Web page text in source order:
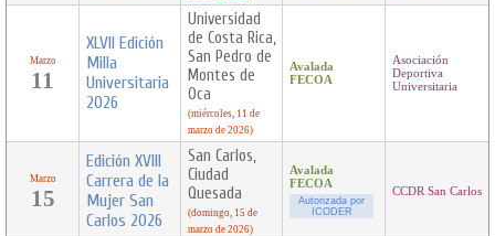
Marzo
11
XLVII Edición
Milla
Universitaria
2026
Universidad
de Costa Rica,
San Pedro de
Montes de
Oca
(miércoles, 11 de
marzo de 2026)
Avalada
FECOA
Asociación
Deportiva
Universitaria
Marzo
15
Edición XVIII
Carrera de la
Mujer San
Carlos 2026
San Carlos,
Ciudad
Quesada
(domingo, 15 de
marzo de 2026)
Avalada
FECOA
Autorizada por
ICODER
CCDR San Carlos